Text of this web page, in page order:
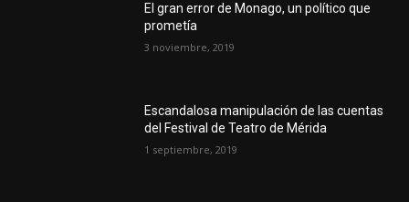
El gran error de Monago, un político que
prometía
3 noviembre, 2019
Escandalosa manipulación de las cuentas
del Festival de Teatro de Mérida
1 septiembre, 2019